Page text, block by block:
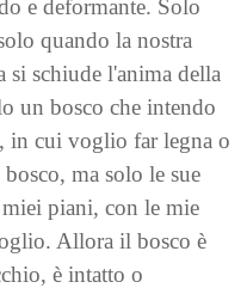
e deformante. Solo
quando la nostra
si schiude l'anima della
un bosco che intendo
in cui voglio far legna o
ma solo le sue
piani, con le mie
Allora il bosco è
è intatto o